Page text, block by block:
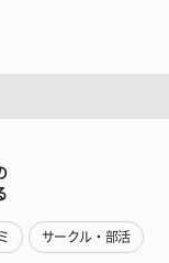
サークル・部活